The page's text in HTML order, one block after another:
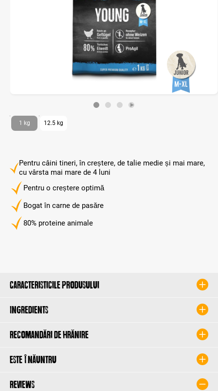
Pentru câini tineri, în creștere, de talie medie și mai mare,
cu vârsta mai mare de 4 luni
Pentru o creștere optimă
Bogat în carne de pasăre
80% proteine animale
1 kg 12.5 kg
Caracteristicile produsului
Ingredients
Recomandări de hrănire
Este înăuntru
Reviews